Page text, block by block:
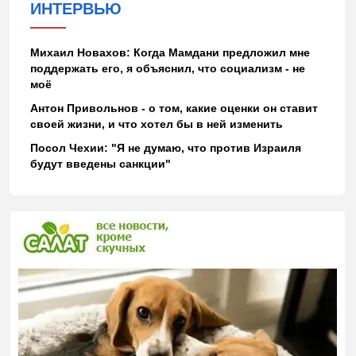
ИНТЕРВЬЮ
Михаил Новахов: Когда Мамдани предложил мне
поддержать его, я объяснил, что социализм - не
моё
Антон Привольнов - о том, какие оценки он ставит
своей жизни, и что хотел бы в ней изменить
Посол Чехии: "Я не думаю, что против Израиля
будут введены санкции"